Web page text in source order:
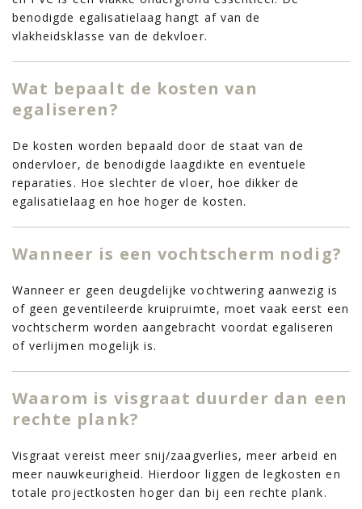
benodigde egalisatielaag hangt af van de
vlakheidsklasse van de dekvloer.
Wat bepaalt de kosten van
egaliseren?
De kosten worden bepaald door de staat van de
ondervloer, de benodigde laagdikte en eventuele
reparaties. Hoe slechter de vloer, hoe dikker de
egalisatielaag en hoe hoger de kosten.
Wanneer is een vochtscherm nodig?
Wanneer er geen deugdelijke vochtwering aanwezig is
of geen geventileerde kruipruimte, moet vaak eerst een
vochtscherm worden aangebracht voordat egaliseren
of verlijmen mogelijk is.
Waarom is visgraat duurder dan een
rechte plank?
Visgraat vereist meer snij/zaagverlies, meer arbeid en
meer nauwkeurigheid. Hierdoor liggen de legkosten en
totale projectkosten hoger dan bij een rechte plank.